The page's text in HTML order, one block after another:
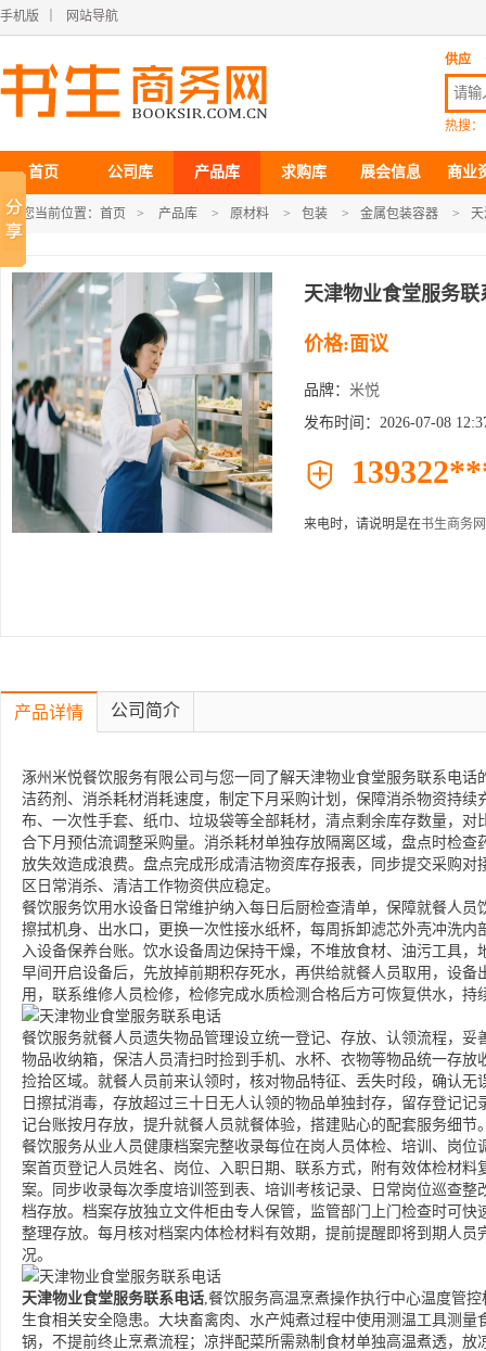
手机版 网站导航
供应
热搜：
首页 公司库 产品库 求购库 展会信息 商业
您当前位置： 首页 > 产品库 > 原材料 > 包装 > 金属包装容器 >
天津物业食堂服务联
价格:面议
品牌： 米悦
发布时间：2026-07-08

来电时，请说明是在书生商务网
产品详情 公司简介
涿州米悦餐饮服务有限公司与您一同了解天津物业食堂服务联系电
洁药剂、消杀耗材消耗速度，制定下月采购计划，保障消杀物资持
布、一次性手套、纸巾、垃圾袋等全部耗材，清点剩余库存数量，
合下月预估流调整采购量。消杀耗材单独存放隔离区域，盘点时检
放失效造成浪费。盘点完成形成清洁物资库存报表，同步提交采购
区日常消杀、清洁工作物资供应稳定。
餐饮服务饮用水设备日常维护纳入每日后厨检查清单，保障就餐人
擦拭机身、出水口，更换一次性接水纸杯，每周拆卸滤芯外壳冲洗
入设备保养台账。饮水设备周边保持干燥，不堆放食材、油污工具
早间开启设备后，先放掉前期积存死水，再供给就餐人员取用，设
用，联系维修人员检修，检修完成水质检测合格后方可恢复供水，持
餐饮服务就餐人员遗失物品管理设立统一登记、存放、认领流程，
物品收纳箱，保洁人员清扫时捡到手机、水杯、衣物等物品统一存
捡拾区域。就餐人员前来认领时，核对物品特征、丢失时段，确认
日擦拭消毒，存放超过三十日无人认领的物品单独封存，留存登记
记台账按月存放，提升就餐人员就餐体验，搭建贴心的配套服务细节
餐饮服务从业人员健康档案完整收录每位在岗人员体检、培训、岗
案首页登记人员姓名、岗位、入职日期、联系方式，附有效体检材
案。同步收录每次季度培训签到表、培训考核记录、日常岗位巡查
档存放。档案存放独立文件柜由专人保管，监管部门上门检查时可
整理存放。每月核对档案内体检材料有效期，提前提醒即将到期人
况。
天津物业食堂服务联系电话,餐饮服务高温烹煮操作执行中心温度管
生食相关安全隐患。大块畜禽肉、水产炖煮过程中使用测温工具测
锅，不提前终止烹煮流程；凉拌配菜所需熟制食材单独高温煮透，